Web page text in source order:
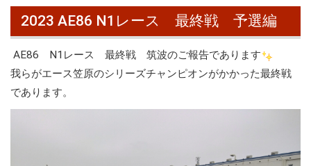
2023 AE86 N1レース 最終戦 予選編
AE86 N1レース 最終戦 筑波のご報告であります
我らがエース笠原のシリーズチャンピオンがかかった最終戦
であります。